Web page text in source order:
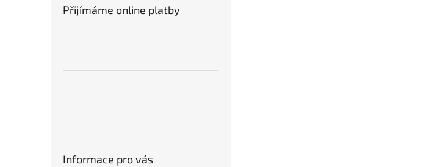
Přijímáme online platby
Informace pro vás